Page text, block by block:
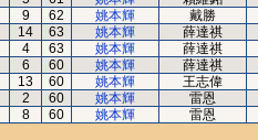
9 62 姚本輝 戴勝
14 63 姚本輝 薛達祺
4 63 姚本輝 薛達祺
6 60 姚本輝 薛達祺
13 60 姚本輝 王志偉
2 60 姚本輝 雷恩
8 60 姚本輝 雷恩